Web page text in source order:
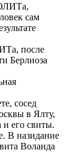
сам
после
Берлиоза
сосед
в Ялту,
и его свиты.
В назидание
Воланда